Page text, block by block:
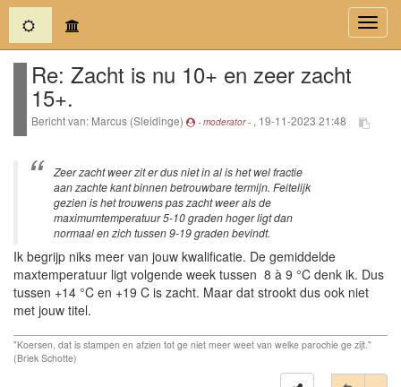
(current)
Re: Zacht is nu 10+ en zeer zacht
15+.
Bericht van: Marcus (Sleidinge) - moderator - , 19-11-2023 21:48
Zeer zacht weer zit er dus niet in al is het wel fractie
aan zachte kant binnen betrouwbare termijn. Feitelijk
gezien is het trouwens pas zacht weer als de
maximumtemperatuur 5-10 graden hoger ligt dan
normaal en zich tussen 9-19 graden bevindt.
Ik begrijp niks meer van jouw kwalificatie. De gemiddelde
maxtemperatuur ligt volgende week tussen 8 à 9 °C denk ik. Dus
tussen +14 °C en +19 C is zacht. Maar dat strookt dus ook niet
met jouw titel.
"Koersen, dat is stampen en afzien tot ge niet meer weet van welke parochie ge zijt."
(Briek Schotte)